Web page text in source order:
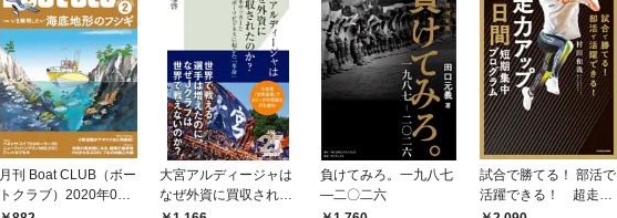
月刊 Boat CLUB（ボー
トクラブ）2020年02
月号
大宮アルディージャは
なぜ外資に買収された
のか？～日本サッカー
負けてみろ。一九八七
―二〇二六
試合で勝てる！ 部活で
活躍できる！ 超走力
アップ 7日間短期集中